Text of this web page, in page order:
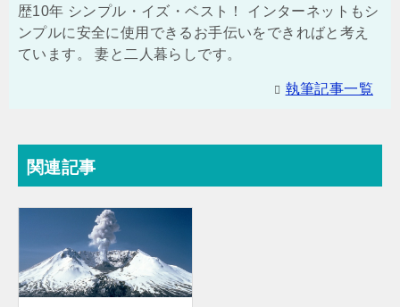
歴10年 シンプル・イズ・ベスト！ インターネットもシ
ンプルに安全に使用できるお手伝いをできればと考え
ています。 妻と二人暮らしです。
執筆記事一覧
関連記事